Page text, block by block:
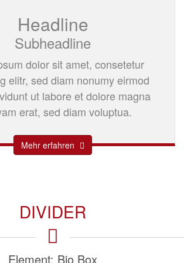
Headline
Subheadline
dolor sit amet, consetetur
elitr, sed diam nonumy eirmod
ut labore et dolore magna
erat, sed diam voluptua.
Mehr erfahren
DIVIDER
Element: Bio Box
dolor sit amet, consetetur